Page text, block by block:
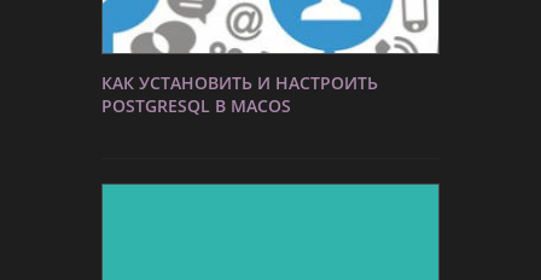
КАК УСТАНОВИТЬ И НАСТРОИТЬ
POSTGRESQL В MACOS